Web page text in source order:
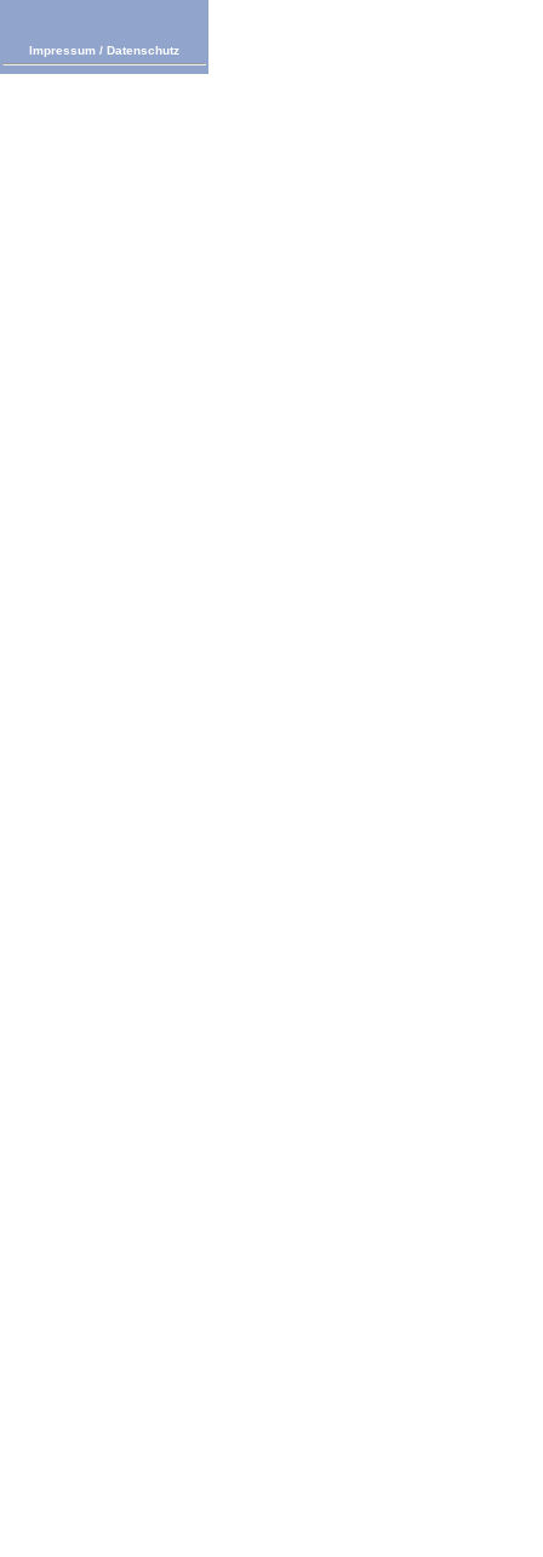
Impressum / Datenschutz